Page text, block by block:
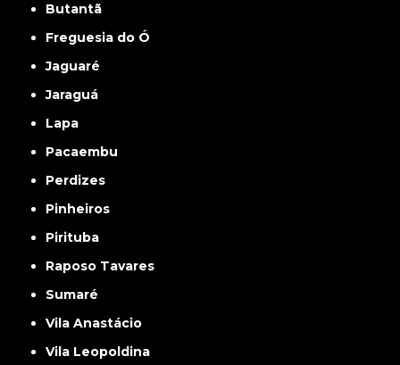
Butantã
Freguesia do Ó
Jaguaré
Jaraguá
Lapa
Pacaembu
Perdizes
Pinheiros
Pirituba
Raposo Tavares
Sumaré
Vila Anastácio
Vila Leopoldina